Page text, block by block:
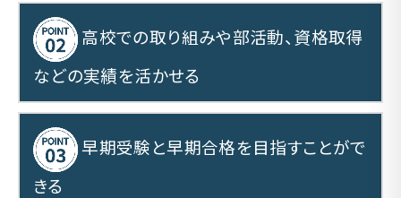
高校での取り組みや部活動、資格取得
などの実績を活かせる
早期受験と早期合格を目指すことがで
きる